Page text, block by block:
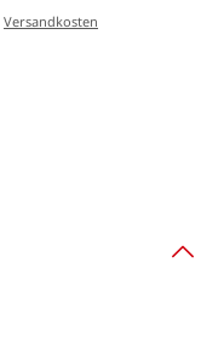
Versandkosten